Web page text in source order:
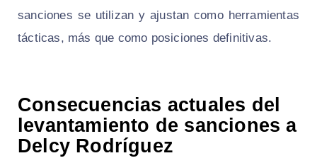
sanciones se utilizan y ajustan como herramientas
tácticas, más que como posiciones definitivas.
Consecuencias actuales del
levantamiento de sanciones a
Delcy Rodríguez